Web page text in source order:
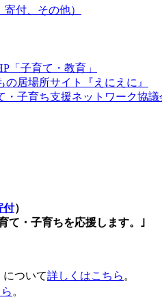
付、その他）
「子育て・教育」
居場所サイト『えにえに』
・子育ち支援ネットワーク協議
付）
て・子育ちを応援します。｣
ついて詳しくはこちら 。
。